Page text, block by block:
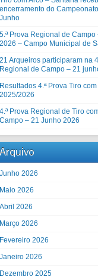
encerramento do
Junho
5.ª Prova Regional de Campo
2026 – Campo Municipal de
21 Arqueiros participaram na
Regional de Campo – 21
Resultados 4.ª Prova Tiro
2025/2026
4.ª Prova Regional de Tiro
Campo – 21 Junho 2026
Arquivo
Junho 2026
Maio 2026
Abril 2026
Março 2026
Fevereiro 2026
Janeiro 2026
Dezembro 2025